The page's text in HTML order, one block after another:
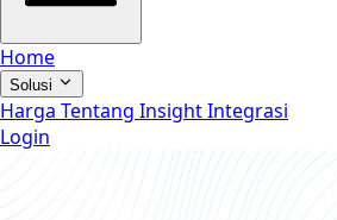
Home
Solusi
Harga Tentang InsightIntegrasi
Login